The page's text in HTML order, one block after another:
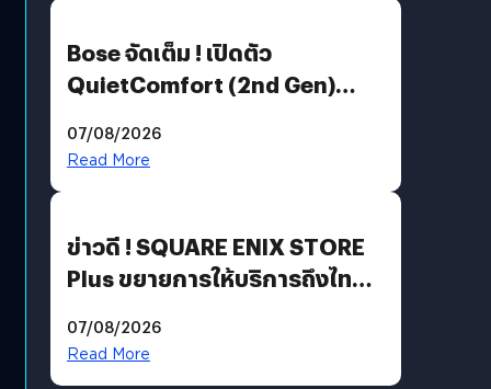
Bose จัดเต็ม ! เปิดตัว
QuietComfort (2nd Gen)
07/08/2026
Read More
ข่าวดี ! SQUARE ENIX STORE
Plus ขยายการให้บริการถึงไทย
โดยตรง
07/08/2026
Read More